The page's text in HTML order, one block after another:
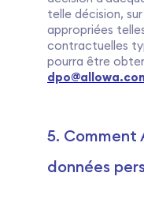
telle décision,
appropriées
contractuelles
pourra être
5.
données